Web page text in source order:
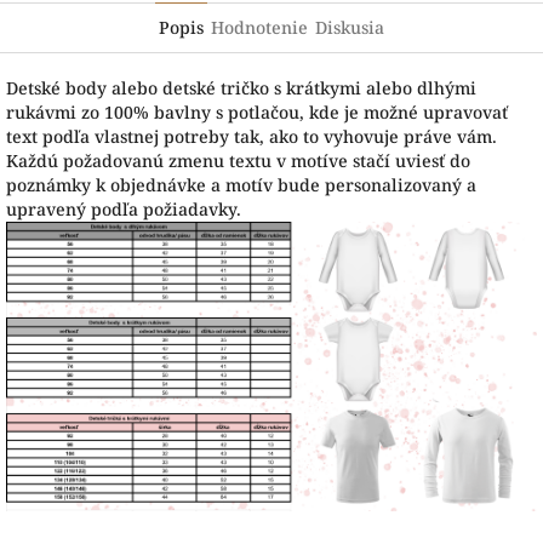
Popis Hodnotenie Diskusia
Detské body alebo detské tričko s krátkymi alebo dlhými
rukávmi zo 100% bavlny s potlačou, kde je možné upravovať
text podľa vlastnej potreby tak, ako to vyhovuje práve vám.
Každú požadovanú zmenu textu v motíve stačí uviesť do
poznámky k objednávke a motív bude personalizovaný a
upravený podľa požiadavky.